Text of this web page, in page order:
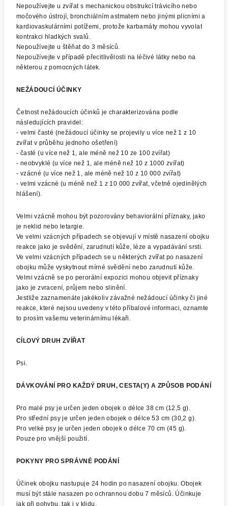
Nepoužívejte u zvířat s mechanickou obstrukcí trávicího nebo
močového ústrojí, bronchiálním astmatem nebo jinými plicními a
kardiovaskulárními potížemi, protože karbamáty mohou vyvolat
kontrakci hladkých svalů.
Nepoužívejte u štěňat do 3 měsíců.
Nepoužívejte v případě přecitlivělosti na léčivé látky nebo na
některou z pomocných látek.
NEŽÁDOUCÍ ÚČINKY
Četnost nežádoucích účinků je charakterizována podle
následujících pravidel:
- velmi časté (nežádoucí účinky se projevily u více než 1 z 10
zvířat v průběhu jednoho ošetření)
- časté (u více než 1, ale méně než 10 ze 100 zvířat)
- neobvyklé (u více než 1, ale méně než 10 z 1000 zvířat)
- vzácné (u více než 1, ale méně než 10 z 10 000 zvířat)
- velmi vzácné (u méně než 1 z 10 000 zvířat, včetně ojedinělých
hlášení).
Velmi vzácně mohou být pozorovány behaviorální příznaky, jako
je neklid nebo letargie.
Ve velmi vzácných případech se objevují v místě nasazení obojku
reakce jako je svědění, zarudnutí kůže, léze a vypadávání srsti.
Ve velmi vzácných případech se u některých zvířat po nasazení
obojku může vyskytnout mírné svědění nebo zarudnutí kůže.
Velmi vzácně se po perorální expozici mohou objevit příznaky
jako je zvracení, průjem nebo slinění.
Jestliže zaznamenáte jakékoliv závažné nežádoucí účinky či jiné
reakce, které nejsou uvedeny v této příbalové informaci, oznamte
to prosím vašemu veterinárnímu lékaři.
CÍLOVÝ DRUH ZVÍŘAT
Psi.
DÁVKOVÁNÍ PRO KAŽDÝ DRUH, CESTA(Y) A ZPŮSOB PODÁNÍ
Pro malé psy je určen jeden obojek o délce 38 cm (12,5 g).
Pro střední psy je určen jeden obojek o délce 53 cm (30,2 g).
Pro velké psy je určen jeden obojek o délce 70 cm (45 g).
Pouze pro vnější použití.
POKYNY PRO SPRÁVNÉ PODÁNÍ
Účinek obojku nastupuje 24 hodin po nasazení obojku. Obojek
musí být stále nasazen po ochrannou dobu 7 měsíců. Účinkuje
jak při pohybu, tak i v klidu.